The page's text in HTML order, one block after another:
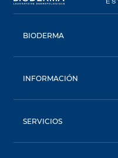
BIODERMA
Conoce más sobre la marca
Consejo Experto
INFORMACIÓN
Seguimiento de pedidos
SERVICIOS